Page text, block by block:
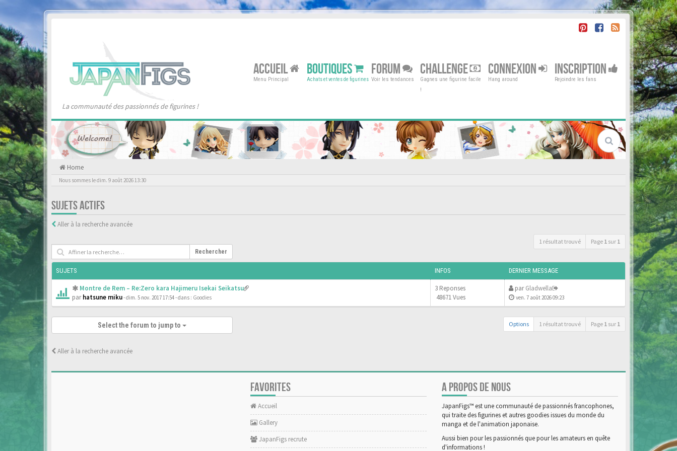
La communauté des passionnés de figurines !
ACCUEIL
Menu Principal
BOUTIQUES
Achats et ventes de figurines
FORUM
Voir les tendances
CHALLENGE
Gagnes une figurine facile
!
CONNEXION
Hang around
INSCRIPTION
Rejoindre les fans
Home
Nous sommes le dim. 9 août 2026 13:30
SUJETS ACTIFS
Aller à la recherche avancée
Rechercher
1 résultat trouvé Page 1 sur 1
SUJETS INFOS DERNIER MESSAGE
Montre de Rem – Re:Zero kara Hajimeru Isekai Seikatsu
parhatsune miku- dim. 5 nov. 2017 17:54- dans : Goodies
3 Reponses
48671 Vues
parGladwella
ven. 7 août 2026 09:23
Options 1 résultat trouvé Page 1 sur 1
Select the forum to jump to
Aller à la recherche avancée
FAVORITES
Accueil
Gallery
JapanFigs recrute
A PROPOS DE NOUS
JapanFigs™ est une communauté de passionnés francophones,
qui traite des figurines et autres goodies issues du monde du
manga et de l'animation japonaise.
Aussi bien pour les passionnés que pour les amateurs en quête
d'informations !